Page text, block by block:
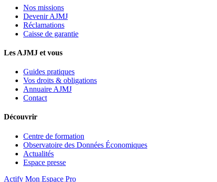
Nos missions
Devenir AJMJ
Réclamations
Caisse de garantie
Les AJMJ et vous
Guides pratiques
Vos droits & obligations
Annuaire AJMJ
Contact
Découvrir
Centre de formation
Observatoire des Données Économiques
Actualités
Espace presse
Actify Mon Espace Pro